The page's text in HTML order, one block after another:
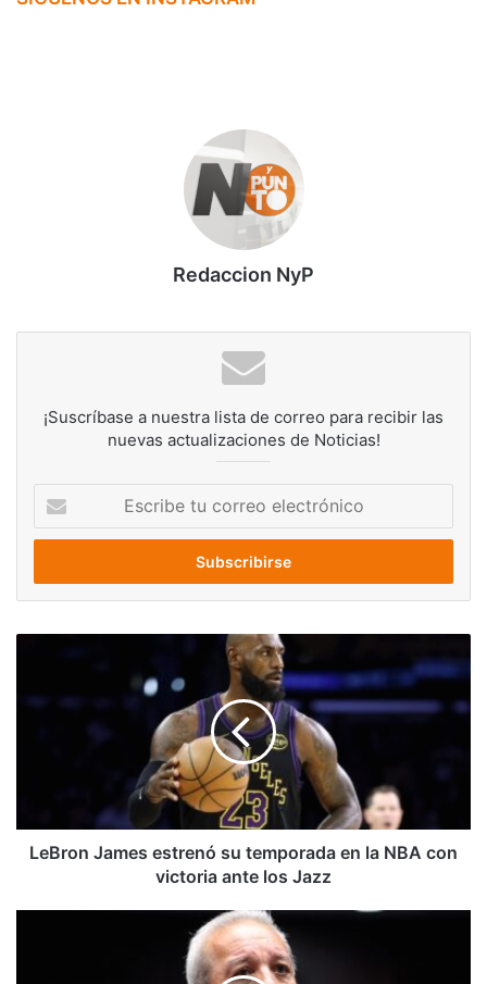
Redaccion NyP
¡Suscríbase a nuestra lista de correo para recibir las
nuevas actualizaciones de Noticias!
correo
con
victoria
LeBron James estrenó su temporada en la NBA con
victoria ante los Jazz